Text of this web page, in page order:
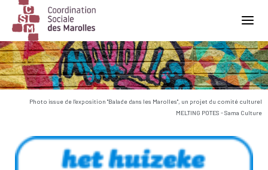
Main Navigation
Photo issue de l'exposition "Balade dans les Marolles", un projet du comité culturel
MELTING POTES - Sama Culture